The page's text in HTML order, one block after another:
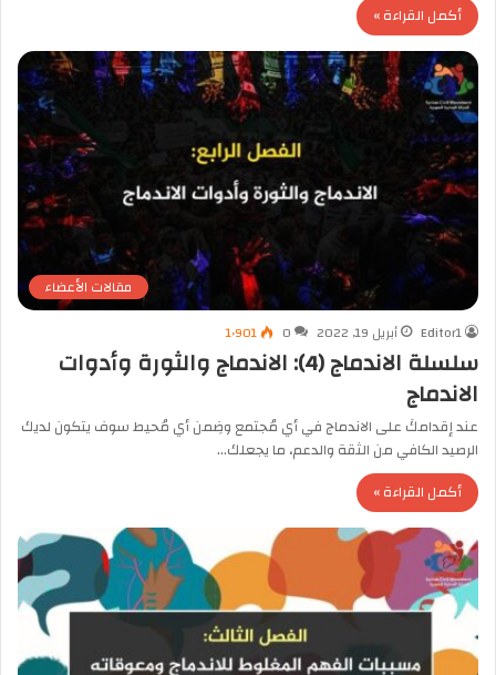
أكمل القراءة »
مقالات الأعضاء
Editor1
أبريل 19, 2022 0 1٬901
سلسلة الاندماج (4): الاندماج والثورة وأدوات
الاندماج
عند إقدامكَ على الاندماج في أي مُجتمع وضِمن أي مُحيط سوف يتكون لديك
الرصيد الكافي من الثقة والدعم، ما يجعلك…
أكمل القراءة »